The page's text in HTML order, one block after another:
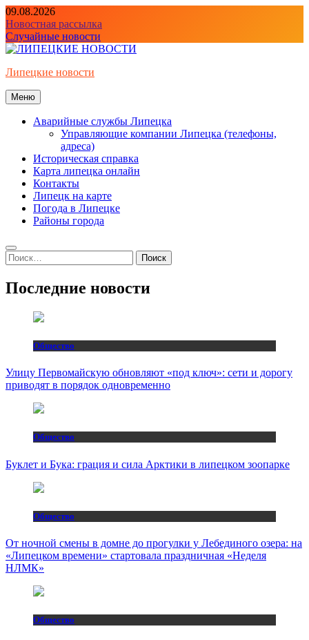
Перейти
к
содержимому
09.08.2026
Новостная рассылка
Случайные новости
Липецкие новости
Меню
Аварийные службы Липецка
Управляющие компании Липецка (телефоны,
адреса)
Историческая справка
Карта липецка онлайн
Контакты
Липецк на карте
Погода в Липецке
Районы города
Найти:
Последние новости
Общество
Улицу Первомайскую обновляют «под ключ»: сети и дорогу
приводят в порядок одновременно
Общество
Буклет и Бука: грация и сила Арктики в липецком зоопарке
Общество
От ночной смены в домне до прогулки у Лебединого озера: на
«Липецком времени» стартовала праздничная «Неделя
НЛМК»
Общество